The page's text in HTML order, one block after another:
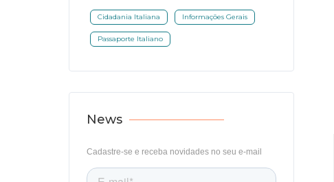
Cidadania Italiana Informações Gerais
Passaporte Italiano
News
Cadastre-se e receba novidades no seu e-mail